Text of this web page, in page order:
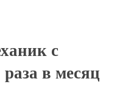
с
в месяц